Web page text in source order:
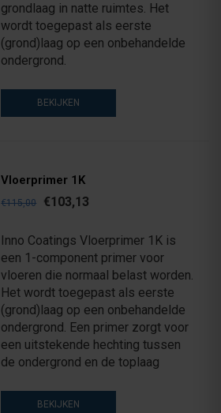
grondlaag in natte ruimtes. Het
wordt toegepast als eerste
(grond)laag op een onbehandelde
ondergrond.
BEKIJKEN
Vloerprimer 1K
€115,00 €103,13
Inno Coatings Vloerprimer 1K is
een 1-component primer voor
vloeren die normaal belast worden.
Het wordt toegepast als eerste
(grond)laag op een onbehandelde
ondergrond. Een primer zorgt voor
een uitstekende hechting tussen
de ondergrond en de toplaag
BEKIJKEN